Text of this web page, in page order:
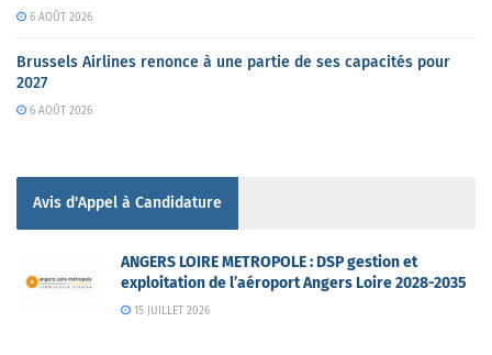
6 AOÛT 2026
Brussels Airlines renonce à une partie de ses capacités pour
2027
6 AOÛT 2026
Avis d'Appel à Candidature
ANGERS LOIRE METROPOLE : DSP gestion et
exploitation de l’aéroport Angers Loire 2028-2035
15 JUILLET 2026